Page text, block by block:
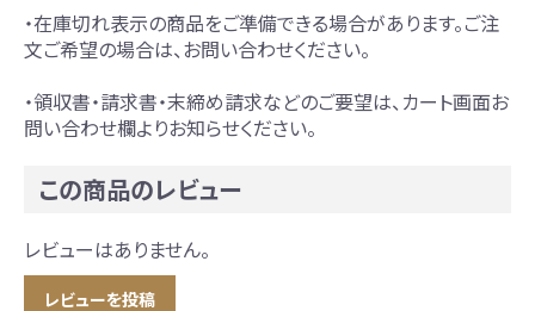
・在庫切れ表示の商品をご準備できる場合があります。ご注
文ご希望の場合は、お問い合わせください。
・領収書・請求書・末締め請求などのご要望は、カート画面お
問い合わせ欄よりお知らせください。
この商品のレビュー
レビューはありません。
レビューを投稿